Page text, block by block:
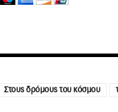
Στους δρόμους του κόσμου